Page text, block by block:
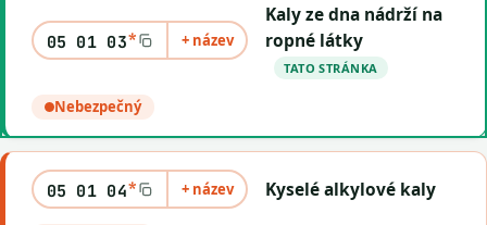
05 01 03* + název
Kaly ze dna nádrží na
ropné látky
TATO STRÁNKA
Nebezpečný
05 01 04* + název Kyselé alkylové kaly